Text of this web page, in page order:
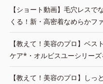
【ショート動画】毛穴レス
くる！新・高密着なめらかフ
【教えて！美容のプロ】ベ
ケア*・オルビスユーシリーズ
【教えて！美容のプロ】し